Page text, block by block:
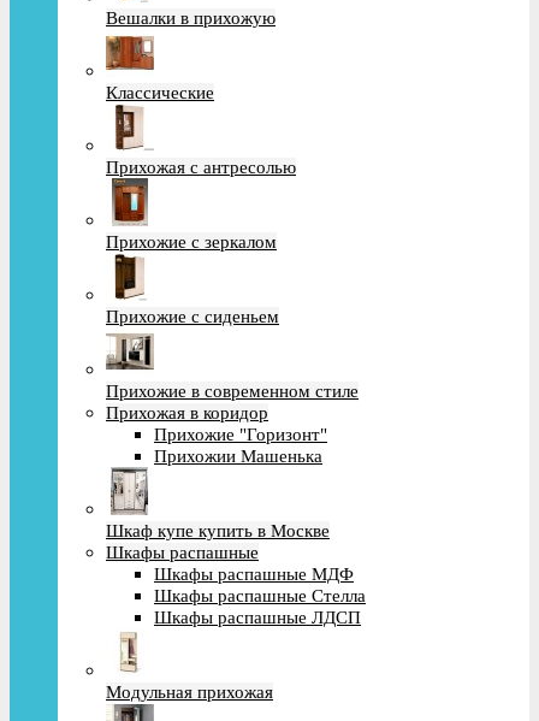
Вешалки в прихожую
Классические
Прихожая с антресолью
Прихожие с зеркалом
Прихожие с сиденьем
Прихожие в современном стиле
Прихожая в коридор
Прихожие "Горизонт"
Прихожии Машенька
Шкаф купе купить в Москве
Шкафы распашные
Шкафы распашные МДФ
Шкафы распашные Стелла
Шкафы распашные ЛДСП
Модульная прихожая